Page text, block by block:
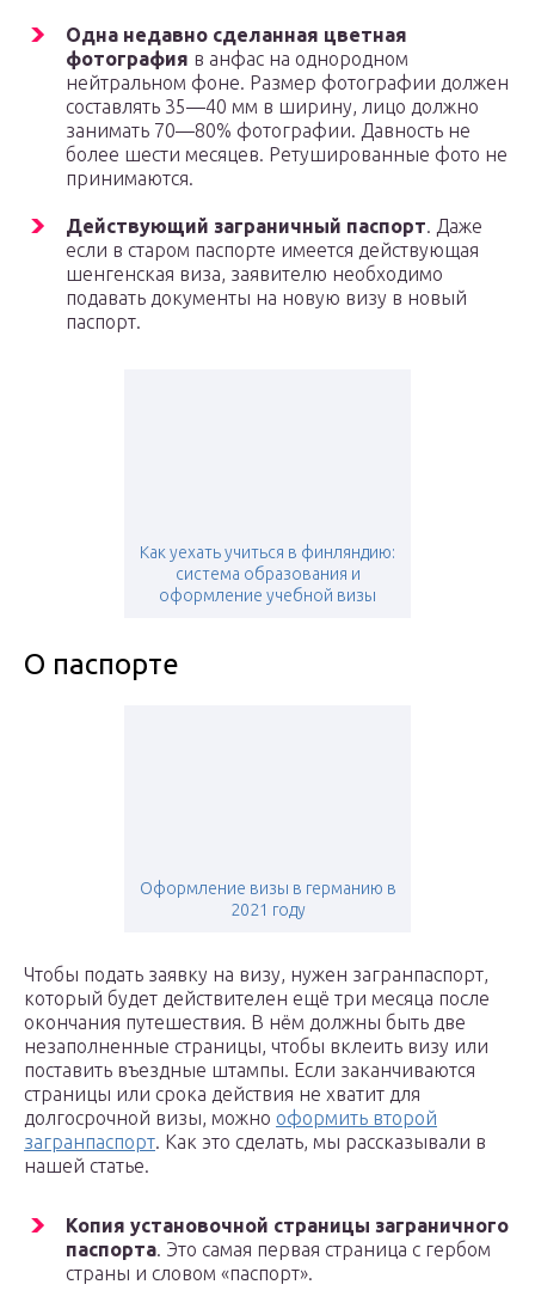
Одна недавно сделанная цветная
фотография в анфас на однородном
нейтральном фоне. Размер фотографии должен
составлять 35—40 мм в ширину, лицо должно
занимать 70—80% фотографии. Давность не
более шести месяцев. Ретушированные фото не
принимаются.
Действующий заграничный паспорт. Даже
если в старом паспорте имеется действующая
шенгенская виза, заявителю необходимо
подавать документы на новую визу в новый
паспорт.
Как уехать учиться в финляндию:
система образования и
оформление учебной визы
О паспорте
Оформление визы в германию в
2021 году
Чтобы подать заявку на визу, нужен загранпаспорт,
который будет действителен ещё три месяца после
окончания путешествия. В нём должны быть две
незаполненные страницы, чтобы вклеить визу или
поставить въездные штампы. Если заканчиваются
страницы или срока действия не хватит для
долгосрочной визы, можно оформить второй
загранпаспорт. Как это сделать, мы рассказывали в
нашей статье.
Копия установочной страницы заграничного
паспорта. Это самая первая страница с гербом
страны и словом «паспорт».